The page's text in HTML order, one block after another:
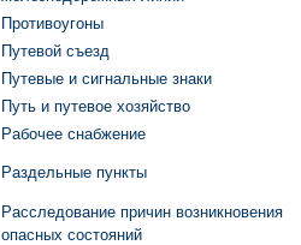
Противоугоны
Путевой съезд
Путевые и сигнальные знаки
Путь и путевое хозяйство
Рабочее снабжение
Раздельные пункты
Расследование причин возникновения
опасных состояний